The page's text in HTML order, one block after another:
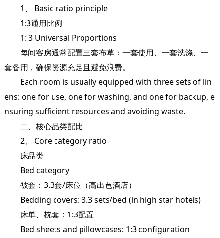
1、 Basic ratio principle
1:3通用比例
1: 3 Universal Proportions
每间客房通常配置三套布草：一套使用、一套洗涤、一
套备用，确保资源充足且避免浪费。
Each room is usually equipped with three sets of lin
ens: one for use, one for washing, and one for backup, e
nsuring sufficient resources and avoiding waste.
二、核心品类配比
2、 Core category ratio
床品类
Bed category
被套：3.3套/床位（高出色酒店）
Bedding covers: 3.3 sets/bed (in high star hotels)
床单、枕套：1:3配置
Bed sheets and pillowcases: 1:3 configuration